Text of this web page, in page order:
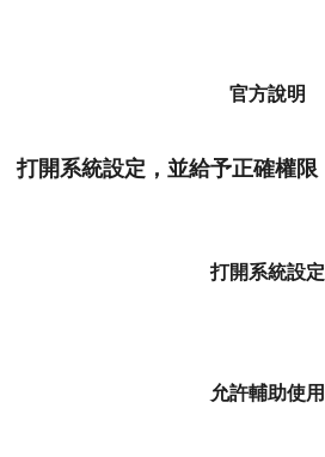
官方說明
打開系統設定，並給予正確權限
打開系統設定
允許輔助使用